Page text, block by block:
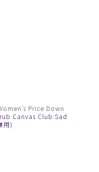
Price Down
Canvas Club:Sad
用)